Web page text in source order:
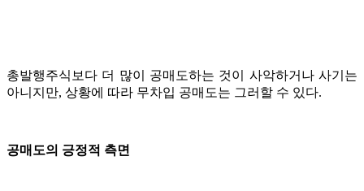
총발행주식보다 더 많이 공매도하는 것이 사악하거나 사기는
아니지만, 상황에 따라 무차입 공매도는 그러할 수 있다.
공매도의 긍정적 측면